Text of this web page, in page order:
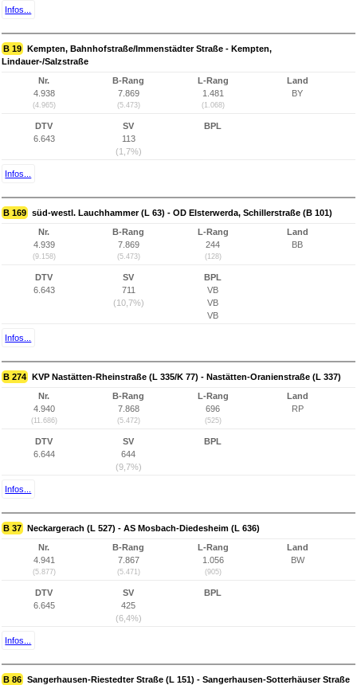
Infos...
B 19 Kempten, Bahnhofstraße/Immenstädter Straße - Kempten,
Lindauer-/Salzstraße
Nr.
4.938
(4.965)
B-Rang
7.869
(5.473)
L-Rang
1.481
(1.068)
Land
BY
DTV
6.643
SV
113
(1,7%)
BPL
Infos...
B 169 süd-westl. Lauchhammer (L 63) - OD Elsterwerda, Schillerstraße (B 101)
Nr.
4.939
(9.158)
B-Rang
7.869
(5.473)
L-Rang
244
(128)
Land
BB
DTV
6.643
SV
711
(10,7%)
BPL
VB
VB
VB
Infos...
B 274 KVP Nastätten-Rheinstraße (L 335/K 77) - Nastätten-Oranienstraße (L 337)
Nr.
4.940
(11.686)
B-Rang
7.868
(5.472)
L-Rang
696
(525)
Land
RP
DTV
6.644
SV
644
(9,7%)
BPL
Infos...
B 37 Neckargerach (L 527) - AS Mosbach-Diedesheim (L 636)
Nr.
4.941
(5.877)
B-Rang
7.867
(5.471)
L-Rang
1.056
(905)
Land
BW
DTV
6.645
SV
425
(6,4%)
BPL
Infos...
B 86 Sangerhausen-Riestedter Straße (L 151) - Sangerhausen-Sotterhäuser Straße